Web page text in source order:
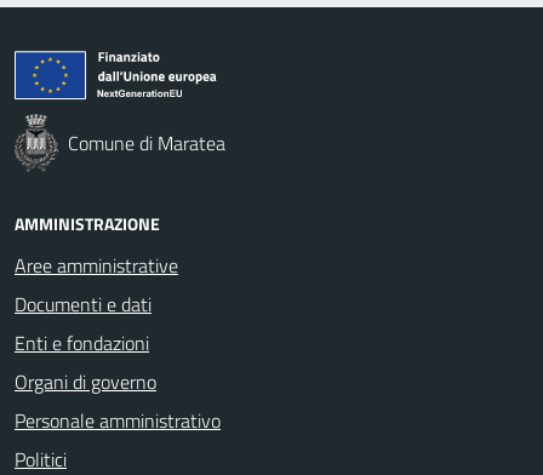
Comune di Maratea
AMMINISTRAZIONE
Aree amministrative
Documenti e dati
Enti e fondazioni
Organi di governo
Personale amministrativo
Politici